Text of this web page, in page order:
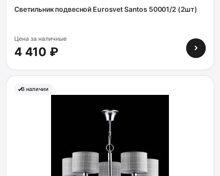
Светильник подвесной Eurosvet Santos 50001/2 (2шт)
Цена за наличные
4 410 ₽
В наличии